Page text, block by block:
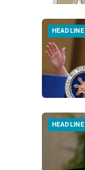
HEADLINE
HEADLINE